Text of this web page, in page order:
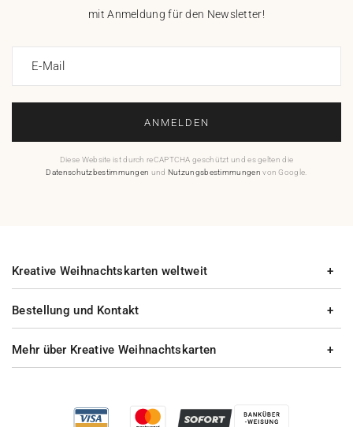
mit Anmeldung für den Newsletter!
E-Mail
ANMELDEN
Diese Website ist durch reCAPTCHA geschützt und es gelten die
Datenschutzbestimmungen und Nutzungsbestimmungen von Google.
Bestellung und Kontakt
Mehr über Kreative Weihnachtskarten
Kreative Weihnachtskarten weltweit